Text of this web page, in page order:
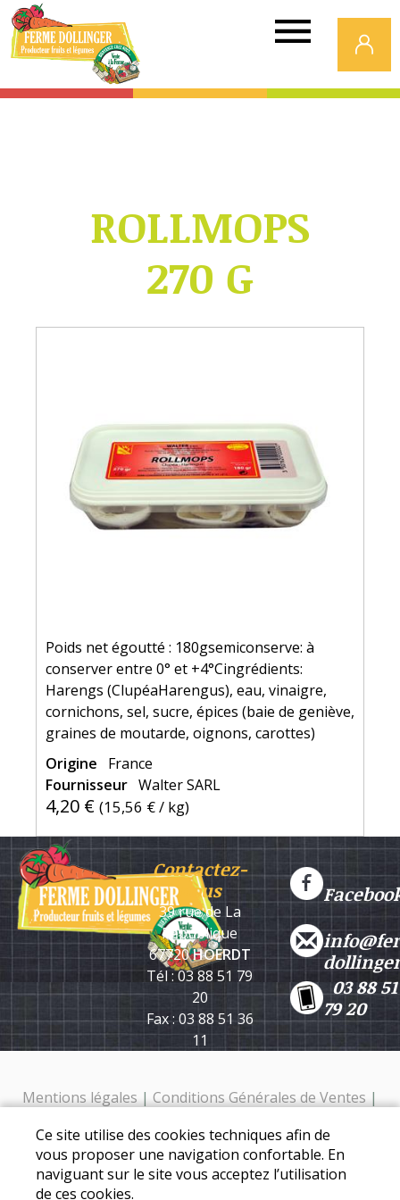
ROLLMOPS
270 G
Poids net égoutté : 180gsemiconserve: à
conserver entre 0° et +4°Cingrédients:
Harengs (ClupéaHarengus), eau, vinaigre,
cornichons, sel, sucre, épices (baie de geniève,
graines de moutarde, oignons, carottes)
Origine
France
Fournisseur Walter SARL
4,20 € (15,56 €/ kg)
Contactez-
nous
39 rue de La
République
67720HOERDT
Tél : 03 88 51 79
20
Fax : 03 88 51 36
11
03 88 51
79 20
Mentions légales | Conditions Générales de Ventes |
Ferme Dollinger - 39 rue de la république - 67720 Hoerdt -
Tél. : 03 88 51 79 20
Ce site utilise des cookies techniques afin de
vous proposer une navigation confortable. En
naviguant sur le site vous acceptez l’utilisation
de ces cookies.